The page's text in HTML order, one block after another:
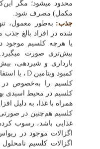
محدود می‏شود؛ مگر
مکمل) مصرف شود.
جذب: به‌طور معمول،
شده در افراد بالغ جذب
یا هرچه کلسیم موجود
بیش‌تری صورت
بارداری و شیردهی،
کمبود ویتامین D ، یا
کلسیم را به‌خصوص در
کلسیم در محیط اسیدی
همراه با غذا، به دلیل
کلسیم هم‌چنین در صورتی
غذایی باشد، رسوب
اگزالات موجود در
اگزالات کلسیم